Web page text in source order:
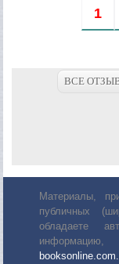
1
ВСЕ
Материалы,
публичных
обладаете